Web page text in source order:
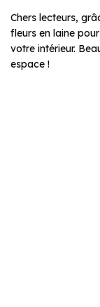
Chers lecteurs,
fleurs en laine
votre intérieur.
espace !